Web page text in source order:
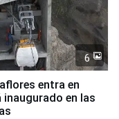
6
entra en
en las